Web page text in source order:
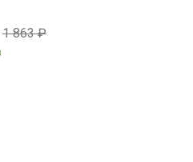
1 863₽